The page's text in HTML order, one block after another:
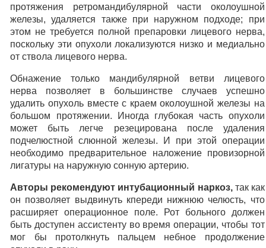
протяжения ретромандибулярной части околоушной
железы, удаляется также при наружном подходе; при
этом не требуется полной препаровки лицевого нерва,
поскольку эти опухоли локализуются низко и медиально
от ствола лицевого нерва.
Обнажение только мандибулярной ветви лицевого
нерва позволяет в большинстве случаев успешно
удалить опухоль вместе с краем околоушной железы на
большом протяжении. Иногда глубокая часть опухоли
может быть легче резецирована после удаления
подчелюстной слюнной железы. И при этой операции
необходимо предварительное наложение провизорной
лигатуры на наружную сонную артерию.
Авторы рекомендуют интубационный наркоз,так как
он позволяет выдвинуть кпереди нижнюю челюсть, что
расширяет операционное поле. Рот больного должен
быть доступен ассистенту во время операции, чтобы тот
мог бы протолкнуть пальцем небное продолжение